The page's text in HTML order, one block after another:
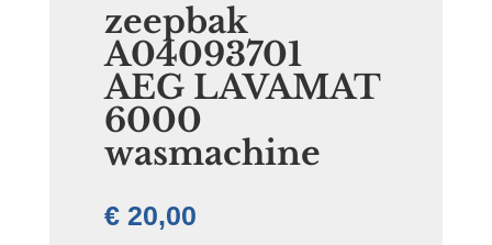
zeepbak
A04093701
AEG LAVAMAT
6000
wasmachine
€20,00